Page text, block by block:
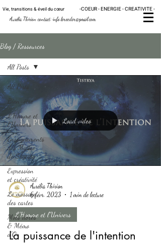
Vie, transitions & éveil ducœur -COEUR - ENERGIE - CREATIVITE -
Aurélia Thirion contact: info.loreedor@gmail.com
Blog / Ressources
All Posts
Bien-être
L'Homme et
l'Univers
Enseignements
des Maître
de Sagesse
Expression
et créativité
Le message
des cartes
Mots dorés
& Mémo
d'Or
All Posts
Load video
Aurélia Thirion
6 févr. 2023
1 min de lecture
L'Homme et l'Univers
La puissance de l'intention